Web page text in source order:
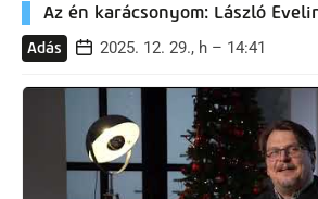
Az én karácsonyom: László
Adás 2025. 12. 29., h – 14:41